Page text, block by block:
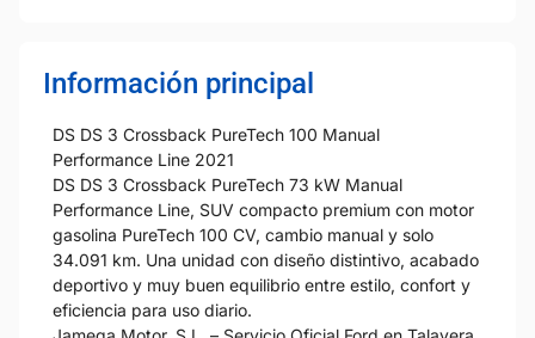
Información principal
DS DS 3 Crossback PureTech 100 Manual
Performance Line 2021
DS DS 3 Crossback PureTech 73 kW Manual
Performance Line, SUV compacto premium con motor
gasolina PureTech 100 CV, cambio manual y solo
34.091 km. Una unidad con diseño distintivo, acabado
deportivo y muy buen equilibrio entre estilo, confort y
eficiencia para uso diario.